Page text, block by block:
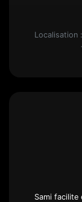
Localisation :
Sami facilite